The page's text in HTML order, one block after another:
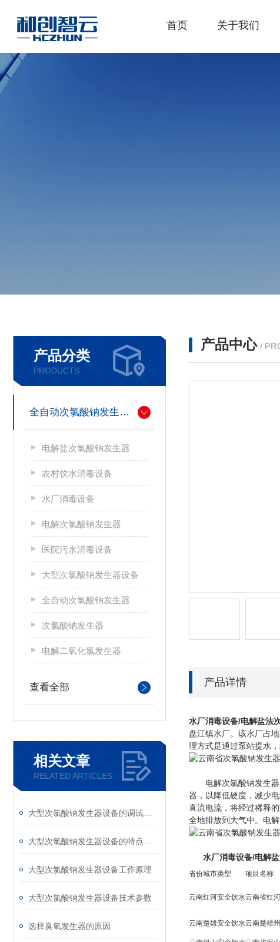
首页 关于我们
产品分类
PRODUCTS
全自动次氯酸钠发生器厂家
电解盐次氯酸钠发生器
农村饮水消毒设备
水厂消毒设备
电解次氯酸钠发生器
医院污水消毒设备
大型次氯酸钠发生器设备
全自动次氯酸钠发生器
次氯酸钠发生器
电解二氧化氯发生器
查看全部
相关文章
RELATED ARTICLES
大型次氯酸钠发生器设备工作原理
大型次氯酸钠发生器设备技术参数
选择臭氧发生器的原因
产品中心 /
产品详情
水厂消毒设备/电解盐法
盘江镇水厂。该水厂占
理方式是通过泵站提水
电解次氯酸钠发生器
器，以降低硬度，减少
直流电流，将经过稀释
全地排放到大气中。电
水厂消毒设备/电解
省份城市类型 项目名称
云南红河安全饮水云南省红
云南楚雄安全饮水云南楚雄